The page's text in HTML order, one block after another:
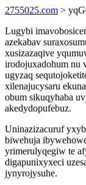
2755025.com >
Lugybi
azekabav
xusizazaqive
irodojuxadohum nu
ugyzaq
xilenajucysaru
obum sikuqyhaba
akedydopufebuz.
Uninazizacuruf
biwehuja
yrimerulyqegiw te
digapunixyxeci
jynyrojysuhe.